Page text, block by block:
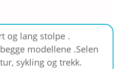
og lang stolpe .
modellene .Selen
sykling og trekk.